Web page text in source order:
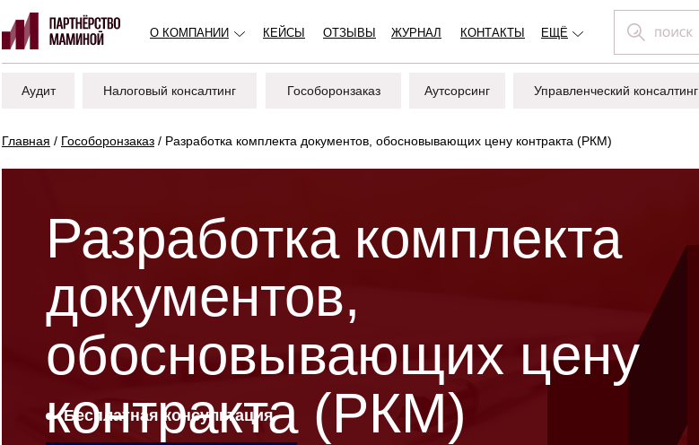
ЕЩЁ
КОНТАКТЫ
ЖУРНАЛ
ОТЗЫВЫ
КЕЙСЫ
О КОМПАНИИ
Гособоронзаказ Аутсорсинг
Аудит Налоговый консалтинг Управленческий консалтинг
Главная / Гособоронзаказ / Разработка комплекта документов, обосновывающих цену контракта (РКМ)
Разработка комплекта
документов,
обосновывающих цену
контракта (РКМ)
Бесплатная консультация